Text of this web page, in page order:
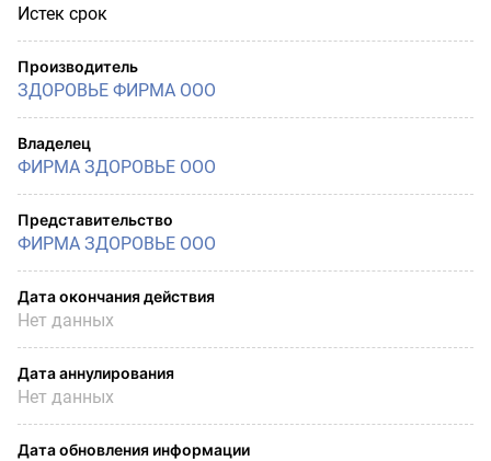
Истек срок
Производитель
ЗДОРОВЬЕ ФИРМА ООО
Владелец
ФИРМА ЗДОРОВЬЕ ООО
Представительство
ФИРМА ЗДОРОВЬЕ ООО
Дата окончания действия
Нет данных
Дата аннулирования
Нет данных
Дата обновления информации